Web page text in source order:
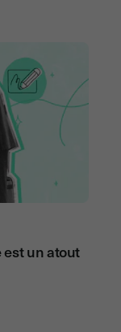
un atout